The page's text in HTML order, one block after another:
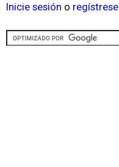
Inicie sesión o regístrese